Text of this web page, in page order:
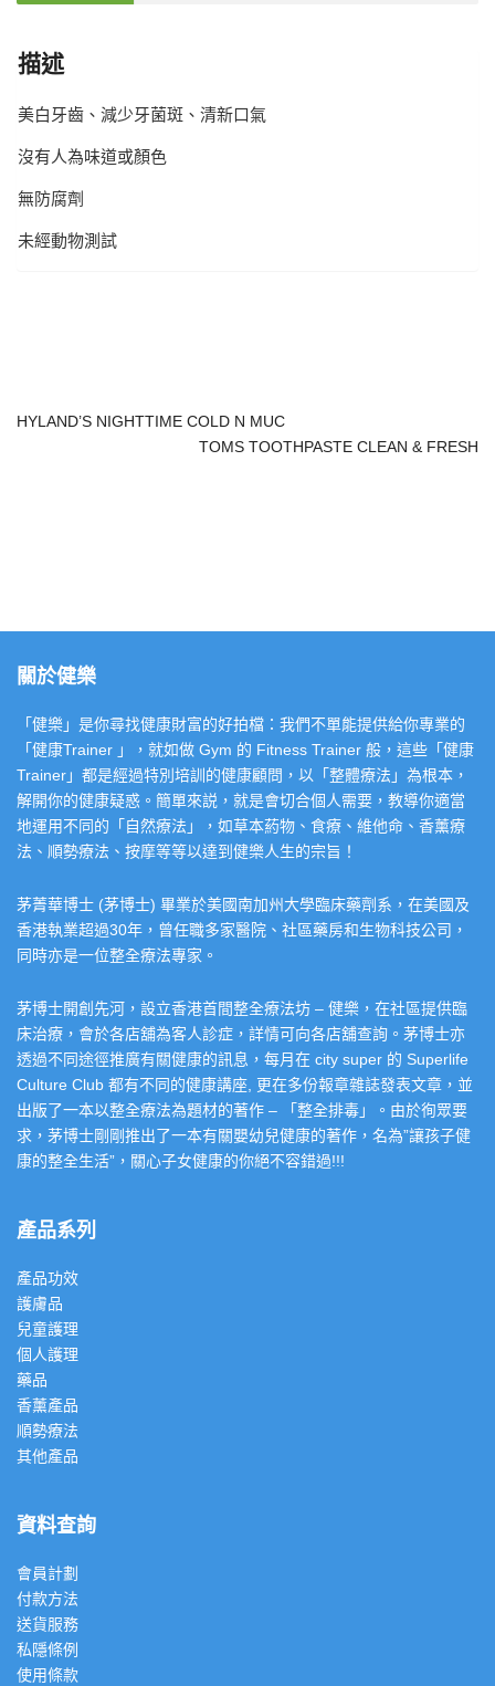
描述
美白牙齒、減少牙菌斑、清新口氣
沒有人為味道或顏色
無防腐劑
未經動物測試
HYLAND’S NIGHTTIME COLD N MUC
TOMS TOOTHPASTE CLEAN & FRESH
關於健樂
「健樂」是你尋找健康財富的好拍檔：我們不單能提供給你專業的
「健康Trainer 」，就如做 Gym 的 Fitness Trainer 般，這些「健康
Trainer」都是經過特別培訓的健康顧問，以「整體療法」為根本，
解開你的健康疑惑。簡單來説，就是會切合個人需要，教導你適當
地運用不同的「自然療法」，如草本葯物、食療、維他命、香薰療
法、順勢療法、按摩等等以達到健樂人生的宗旨！
茅菁華博士 (茅博士) 畢業於美國南加州大學臨床藥劑系，在美國及
香港執業超過30年，曾任職多家醫院、社區藥房和生物科技公司，
同時亦是一位整全療法專家。
茅博士開創先河，設立香港首間整全療法坊 – 健樂，在社區提供臨
床治療，會於各店舖為客人診症，詳情可向各店舖查詢。茅博士亦
透過不同途徑推廣有關健康的訊息，每月在 city super 的 Superlife
Culture Club 都有不同的健康講座, 更在多份報章雜誌發表文章，並
出版了一本以整全療法為題材的著作 – 「整全排毒」。由於徇眾要
求，茅博士剛剛推出了一本有關嬰幼兒健康的著作，名為”讓孩子健
康的整全生活”，關心子女健康的你絕不容錯過!!!
產品系列
產品功效
護膚品
兒童護理
個人護理
藥品
香薰產品
順勢療法
其他產品
資料查詢
會員計劃
付款方法
送貨服務
私隱條例
使用條款